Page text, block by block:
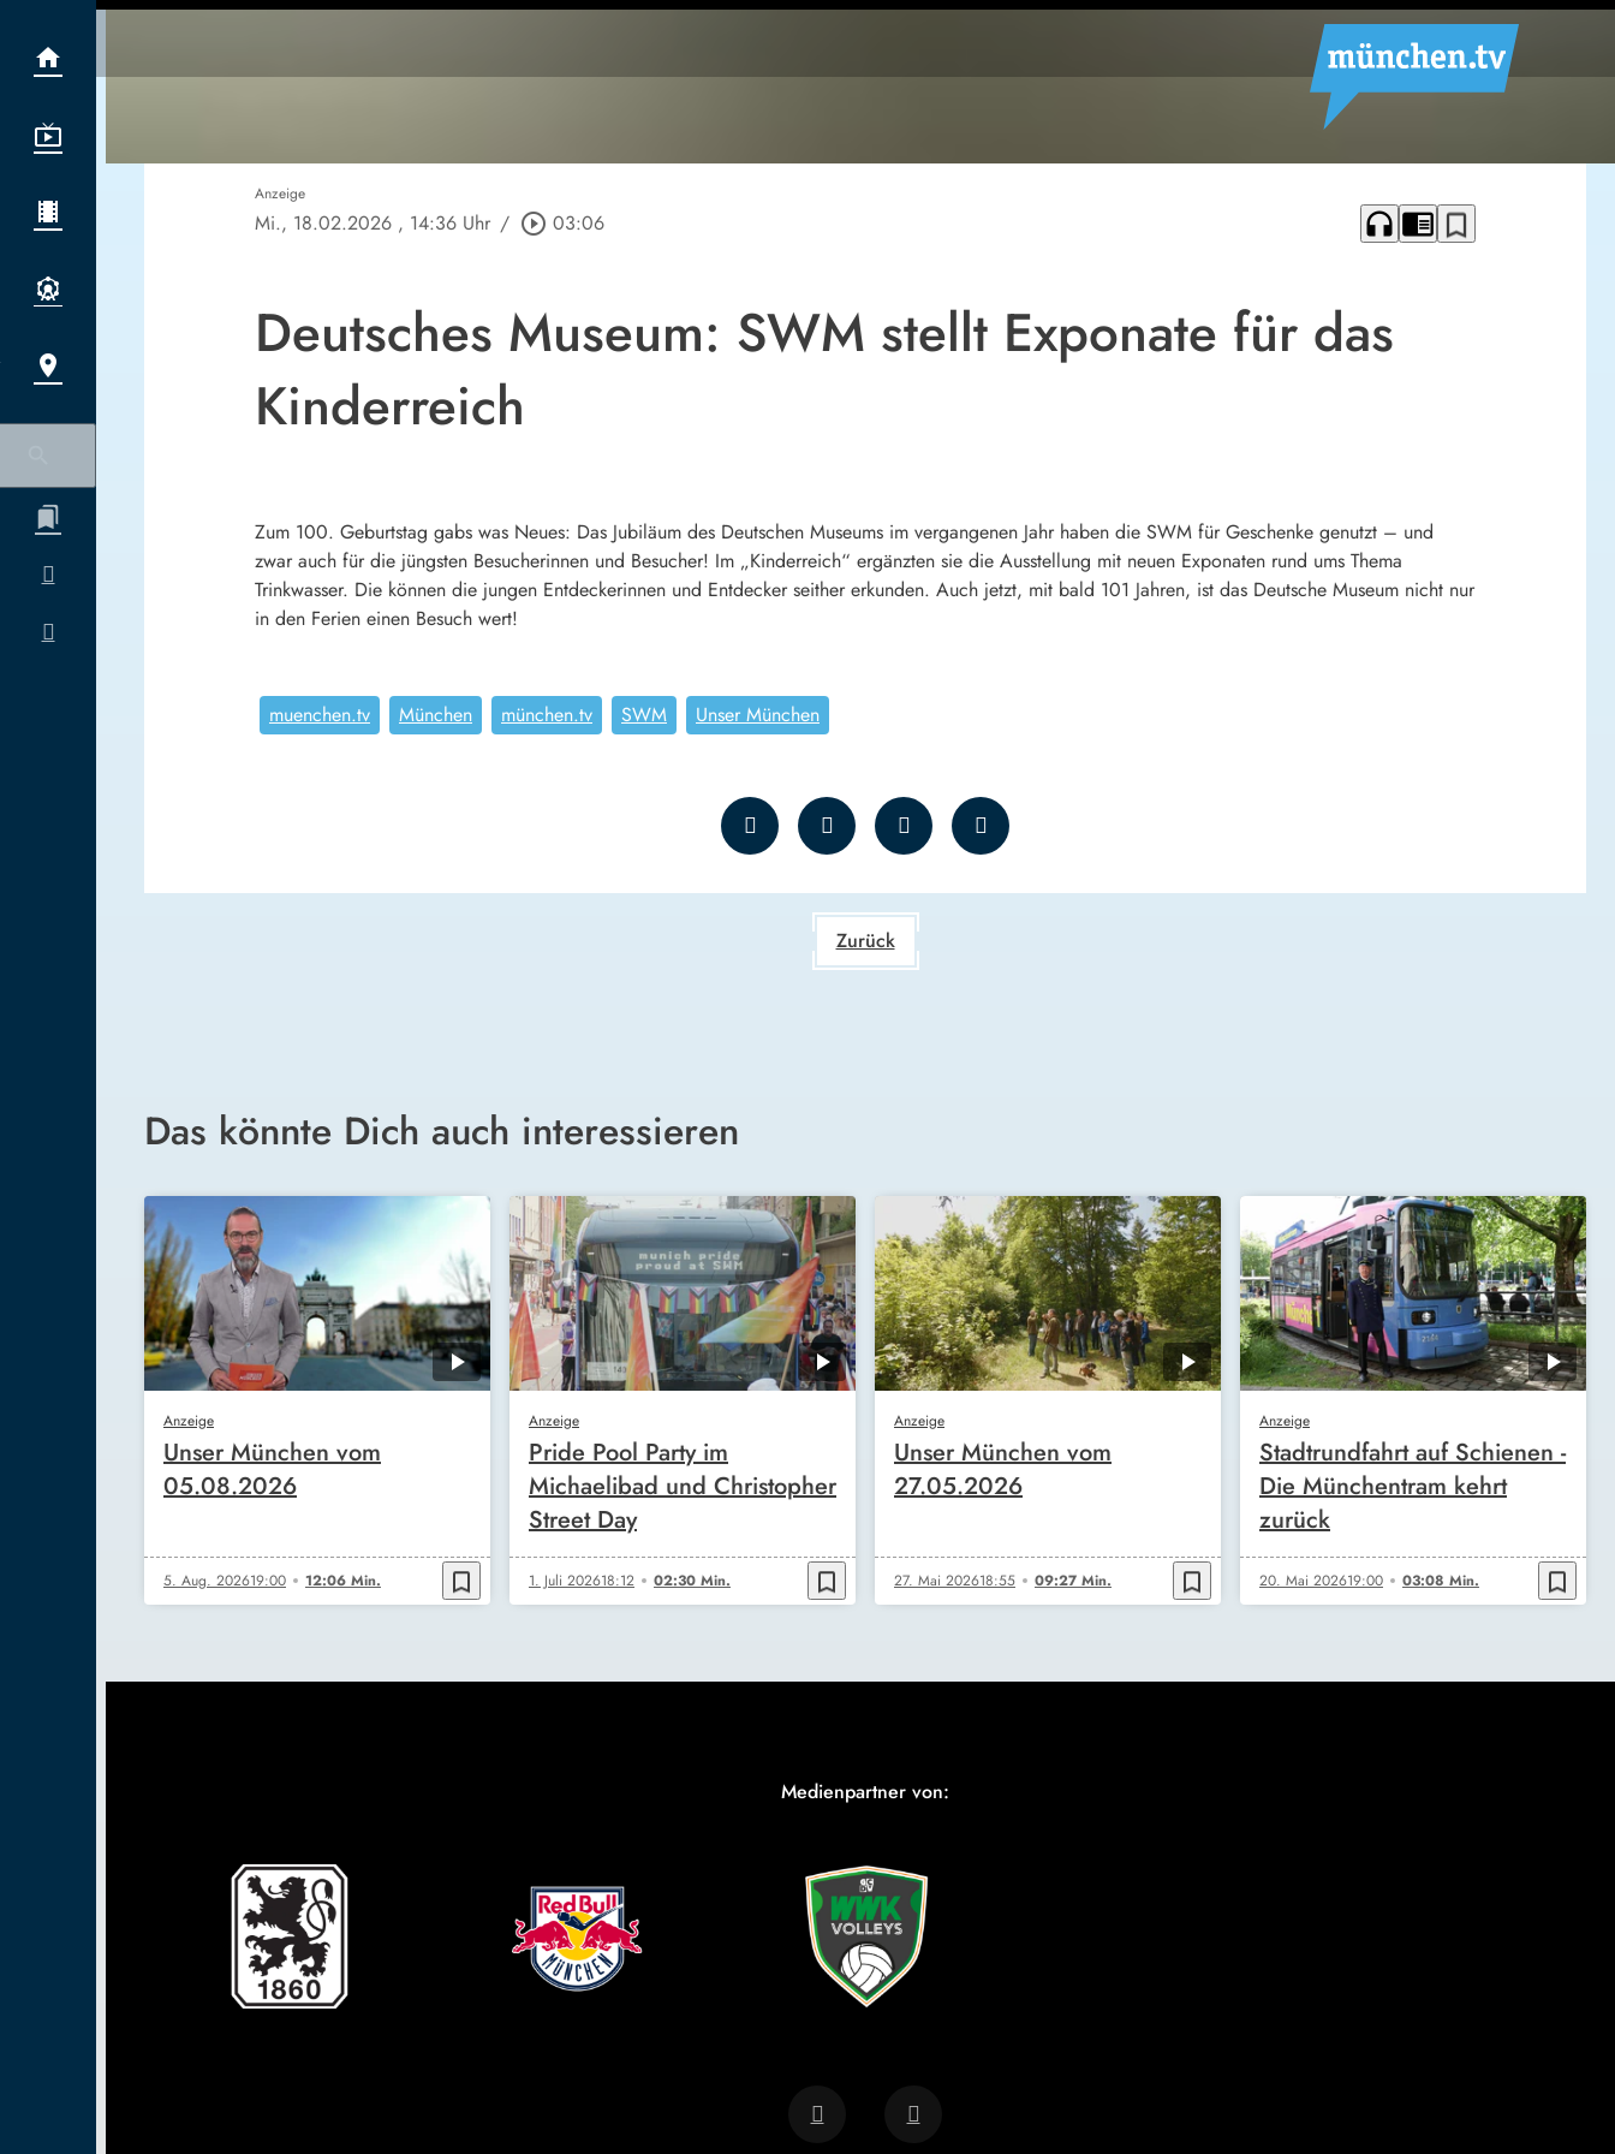
Anzeige
Mi., 18.02.2026 , 14:36 Uhr / play_circle_outline 03:06 headphones chrome_reader_mode bookmark_border
Deutsches Museum: SWM stellt Exponate für das
Kinderreich
Zum 100. Geburtstag gabs was Neues: Das Jubiläum des Deutschen Museums im vergangenen Jahr haben die SWM für Geschenke genutzt – und
zwar auch für die jüngsten Besucherinnen und Besucher! Im „Kinderreich“ ergänzten sie die Ausstellung mit neuen Exponaten rund ums Thema
Trinkwasser. Die können die jungen Entdeckerinnen und Entdecker seither erkunden. Auch jetzt, mit bald 101 Jahren, ist das Deutsche Museum nicht nur
in den Ferien einen Besuch wert!
muenchen.tv München münchen.tv SWM Unser München
Zurück
Das könnte Dich auch interessieren
Anzeige
Unser München vom
05.08.2026
5. Aug. 202619:00 12:06 Min. bookmark_border
Anzeige
Pride Pool Party im
Michaelibad und Christopher
Street Day
1. Juli 202618:12 02:30 Min. bookmark_border
Anzeige
Unser München vom
27.05.2026
27. Mai 202618:55 09:27 Min. bookmark_border
Anzeige
Stadtrundfahrt auf Schienen -
Die Münchentram kehrt
zurück
20. Mai 202619:00 03:08 Min. bookmark_border
Medienpartner von: